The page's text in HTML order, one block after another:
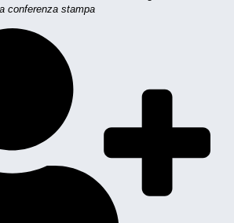
conferenza stampa